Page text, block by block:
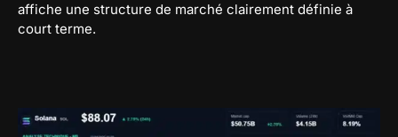
affiche une structure de marché clairement définie à
court terme.